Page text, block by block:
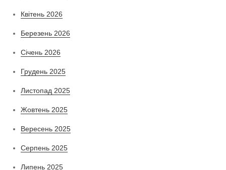
Квітень 2026
Березень 2026
Січень 2026
Грудень 2025
Листопад 2025
Жовтень 2025
Вересень 2025
Серпень 2025
Липень 2025